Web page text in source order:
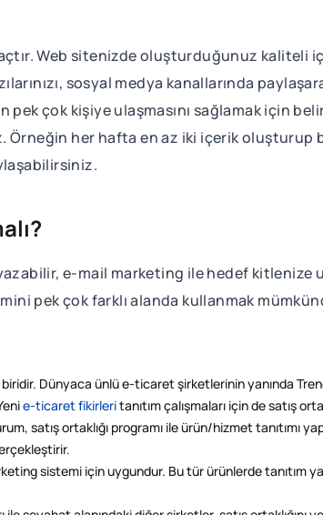
Web sitenizde oluşturduğunuz kaliteli
sosyal medya kanallarında
çok kişiye ulaşmasını sağlamak için
her hafta en az iki içerik oluşturup
e-mail marketing ile hedef kitlenize
pek çok farklı alanda kullanmak
Dünyaca ünlü e-ticaret şirketlerinin yanında
e-ticaret fikirleritanıtım çalışmaları için de satış
satış ortaklığı programı ile ürün/hizmet tanıtımı
sistemi için uygundur. Bu tür ürünlerde tanıtım